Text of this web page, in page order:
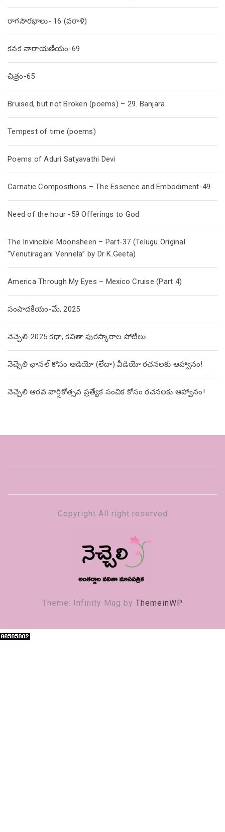
రాగసౌరభాలు- 16 (వరాళి)
కనక నారాయణీయం-69
చిత్రం-65
Bruised, but not Broken (poems) – 29. Banjara
Tempest of time (poems)
Poems of Aduri Satyavathi Devi
Carnatic Compositions – The Essence and Embodiment-49
Need of the hour -59 Offerings to God
The Invincible Moonsheen – Part-37 (Telugu Original
“Venutiragani Vennela” by Dr K.Geeta)
America Through My Eyes – Mexico Cruise (Part 4)
సంపాదకీయం-మే, 2025
నెచ్చెలి-2025 కథా, కవితా పురస్కారాల పోటీలు
నెచ్చెలి ఛానల్ కోసం ఆడియో (లేదా) వీడియో రచనలకు ఆహ్వానం!
నెచ్చెలి ఆరవ వార్షికోత్సవ ప్రత్యేక సంచిక కోసం రచనలకు ఆహ్వానం!
Copyright All right reserved
Theme: Infinity Mag by ThemeinWP